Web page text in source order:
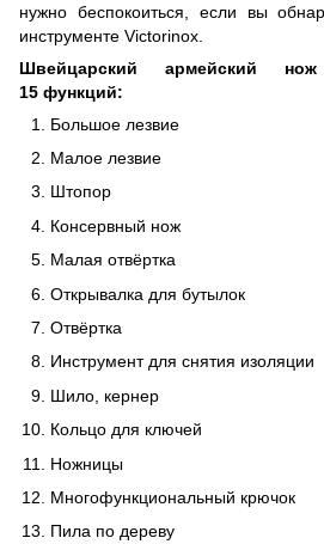
нужно беспокоиться, если вы
инструменте Victorinox.
Швейцарский армейский
15 функций:
Большое лезвие
Малое лезвие
Штопор
Консервный нож
Малая отвёртка
Открывалка для бутылок
Отвёртка
Инструмент для снятия изоляции
Шило, кернер
Кольцо для ключей
Ножницы
Многофункциональный крючок
Пила по дереву